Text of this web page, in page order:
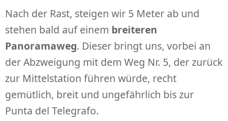
Nach der Rast, steigen wir 5 Meter ab und
stehen bald auf einem breiteren
Panoramaweg. Dieser bringt uns, vorbei an
der Abzweigung mit dem Weg Nr. 5, der zurück
zur Mittelstation führen würde, recht
gemütlich, breit und ungefährlich bis zur
Punta del Telegrafo.